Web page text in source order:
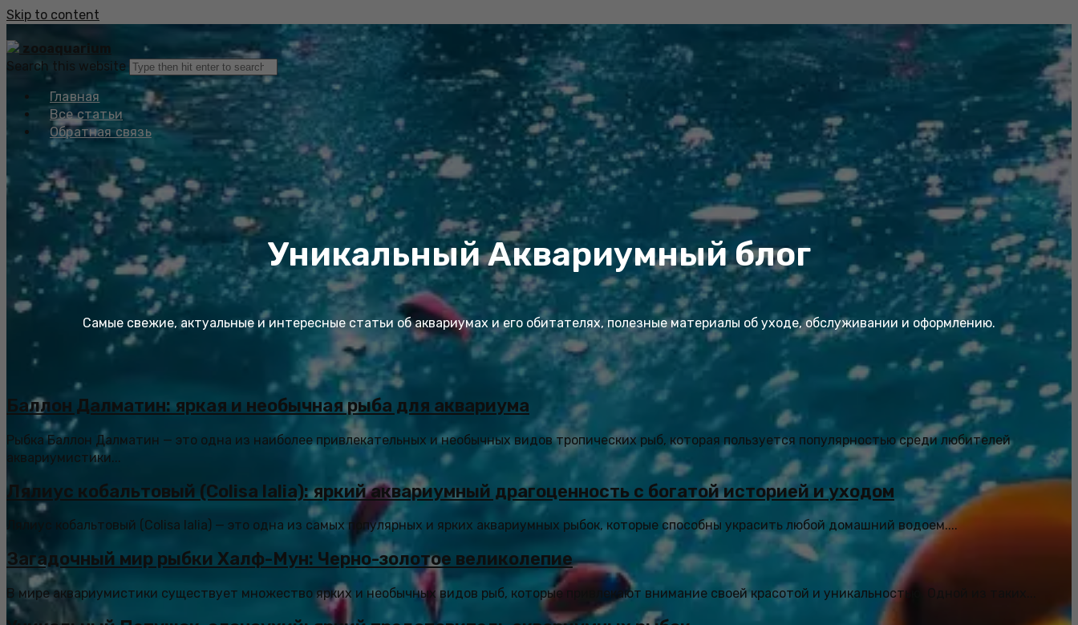
Skip to content
zooaquarium
Search this website
Главная
Все статьи
Обратная связь
Уникальный Аквариумный блог
Самые свежие, актуальные и интересные статьи об аквариумах и его обитателях, полезные материалы об уходе, обслуживании и оформлению.
Баллон Далматин: яркая и необычная рыба для аквариума
Рыбка Баллон Далматин — это одна из наиболее привлекательных и необычных видов тропических рыб, которая пользуется популярностью среди любителей
аквариумистики...
Лялиус кобальтовый (Colisa lalia): яркий аквариумный драгоценность с богатой историей и уходом
Лялиус кобальтовый (Colisa lalia) — это одна из самых популярных и ярких аквариумных рыбок, которые способны украсить любой домашний водоем....
Загадочный мир рыбки Халф-Мун: Черно-золотое великолепие
В мире аквариумистики существует множество ярких и необычных видов рыб, которые привлекают внимание своей красотой и уникальностью. Одной из таких...